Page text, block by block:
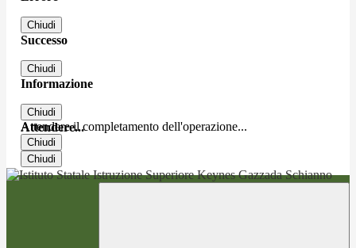
Chiudi
Successo
Chiudi
Informazione
Chiudi
Attendere...
Attendere il completamento dell'operazione...
Chiudi
Chiudi